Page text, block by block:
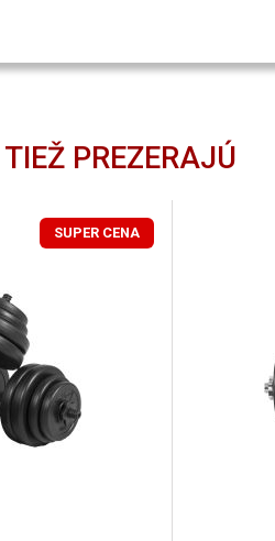
PREZERAJÚ
SUPER CENA